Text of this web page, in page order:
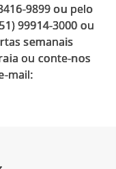
9899 ou pelo
99914-3000 ou
semanais
ou conte-nos
mail: